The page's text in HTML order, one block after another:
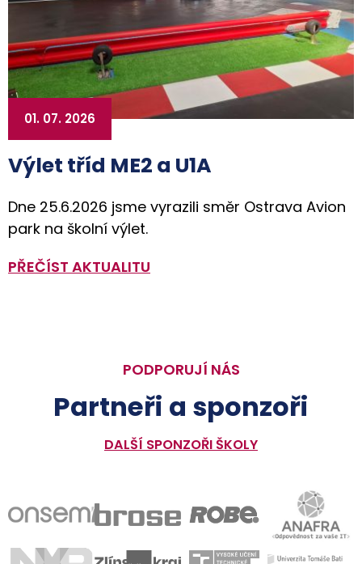
Výlet tříd ME2 a U1A
01. 07. 2026
Dne 25.6.2026 jsme vyrazili směr Ostrava Avion
park na školní výlet.
PŘEČÍST AKTUALITU
PODPORUJÍ NÁS
Partneři a sponzoři
DALŠÍ SPONZOŘI ŠKOLY